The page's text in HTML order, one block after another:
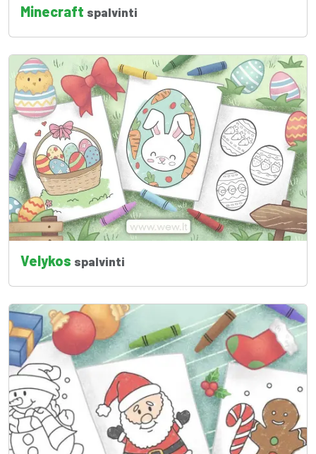
Minecraft spalvinti
Velykos spalvinti